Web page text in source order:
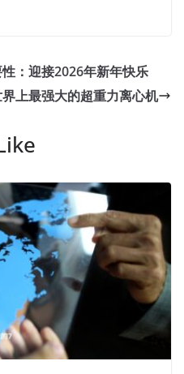
：迎接2026年新年快乐
上最强大的超重力离心机